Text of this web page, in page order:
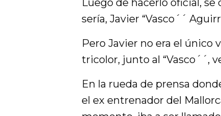
sería, Javier “Vasco´´
Pero Javier no era el único
tricolor, junto al “Vasco´´,
En la rueda de prensa
el ex entrenador del